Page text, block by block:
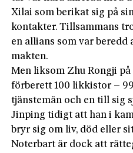
Xilai som berikat sig på
kontakter. Tillsammans
en allians som var
makten.
Men liksom Zhu Rongji
förberett 100 likkistor –
tjänstemän och en till sig
Jinping tidigt att han i
bryr sig om liv, död eller
Noterbart är dock att